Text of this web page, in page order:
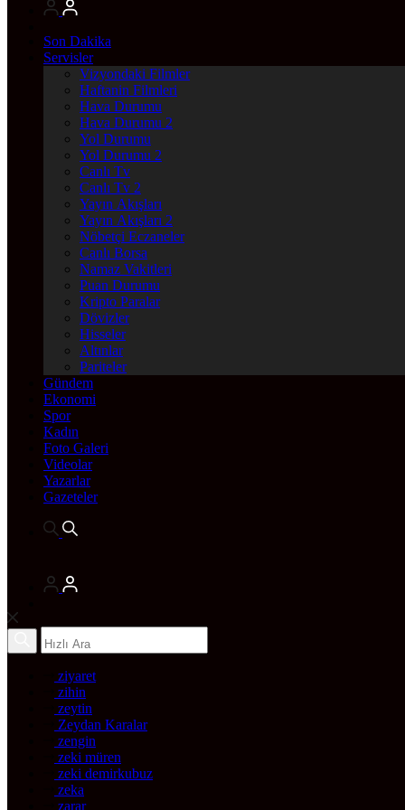
Son Dakika
Servisler
Vizyondaki Filmler
Haftanin Filmleri
Hava Durumu
Hava Durumu 2
Yol Durumu
Yol Durumu 2
Canlı Tv
Canlı Tv 2
Yayın Akışları
Yayın Akışları 2
Nöbetçi Eczaneler
Canlı Borsa
Namaz Vakitleri
Puan Durumu
Kripto Paralar
Dövizler
Hisseler
Altınlar
Pariteler
Gündem
Ekonomi
Spor
Kadın
Foto Galeri
Videolar
Yazarlar
Gazeteler
ziyaret
zihin
zeytin
Zeydan Karalar
zengin
zeki müren
zeki demirkubuz
zeka
zarar